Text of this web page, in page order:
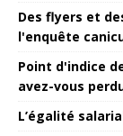
Des flyers et
l'enquête
Point d'indice
avez-vous
L’égalité